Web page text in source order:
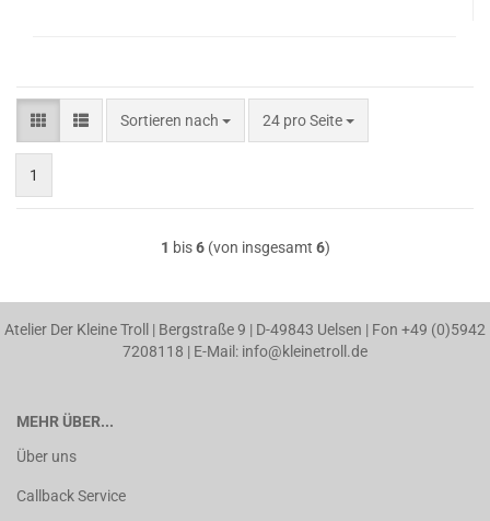
Sortieren nach
Sortieren nach 24 pro Seite
pro Seite
1
1 bis6(von insgesamt 6)
Atelier Der Kleine Troll | Bergstraße 9 | D-49843 Uelsen | Fon +49 (0)5942
7208118 | E-Mail: info@kleinetroll.de
MEHR ÜBER...
Über uns
Callback Service